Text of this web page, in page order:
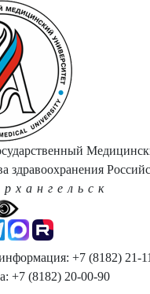
здравоохранения
+7 (8182) 21-
+7 (8182) 20-00-90